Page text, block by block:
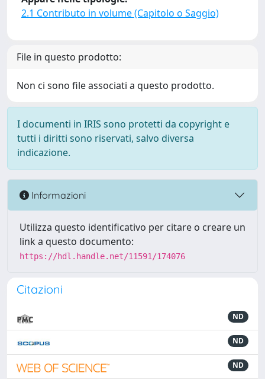
2.1 Contributo in volume (Capitolo o Saggio)
File in questo prodotto:
Non ci sono file associati a questo prodotto.
I documenti in IRIS sono protetti da copyright e
tutti i diritti sono riservati, salvo diversa
indicazione.
Informazioni
Utilizza questo identificativo per citare o creare un
link a questo documento:
https://hdl.handle.net/11591/174076
Citazioni
ND
ND
ND